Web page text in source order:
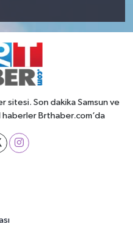
sitesi. Son dakika Samsun ve
Brthaber.com’da